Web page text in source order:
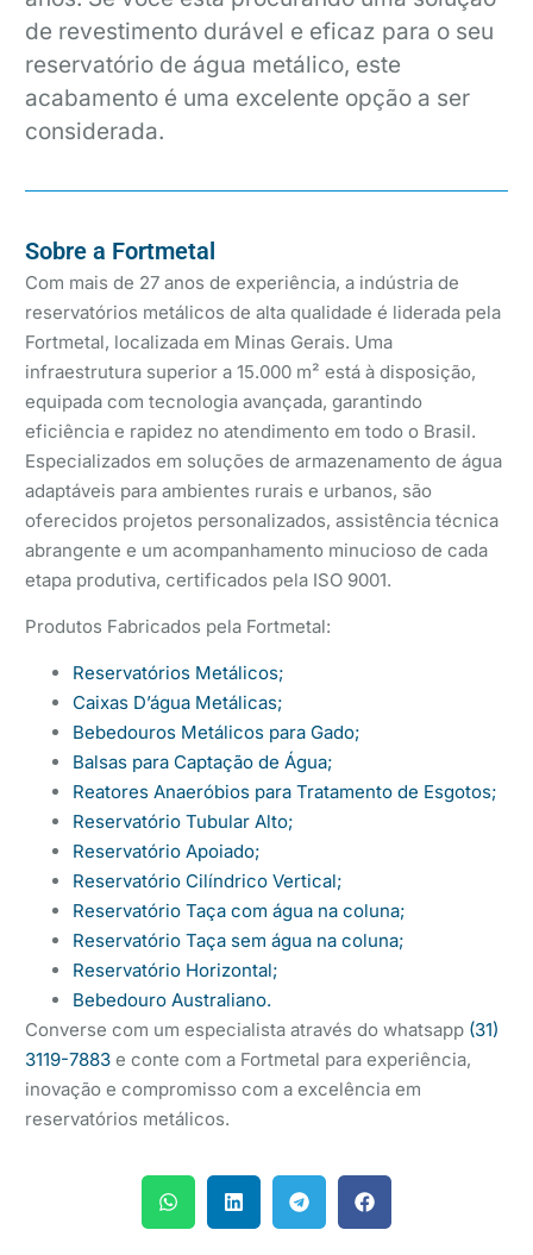
de revestimento durável e eficaz para o seu
reservatório de água metálico, este
acabamento é uma excelente opção a ser
considerada.
Sobre a Fortmetal
Com mais de 27 anos de experiência, a indústria de
reservatórios metálicos de alta qualidade é liderada pela
Fortmetal, localizada em Minas Gerais. Uma
infraestrutura superior a 15.000 m² está à disposição,
equipada com tecnologia avançada, garantindo
eficiência e rapidez no atendimento em todo o Brasil.
Especializados em soluções de armazenamento de água
adaptáveis para ambientes rurais e urbanos, são
oferecidos projetos personalizados, assistência técnica
abrangente e um acompanhamento minucioso de cada
etapa produtiva, certificados pela ISO 9001.
Produtos Fabricados pela Fortmetal:
Reservatórios Metálicos;
Caixas D’água Metálicas;
Bebedouros Metálicos para Gado;
Balsas para Captação de Água;
Reatores Anaeróbios para Tratamento de Esgotos;
Reservatório Tubular Alto;
Reservatório Apoiado;
Reservatório Cilíndrico Vertical;
Reservatório Taça com água na coluna;
Reservatório Taça sem água na coluna;
Reservatório Horizontal;
Bebedouro Australiano.
Converse com um especialista através do whatsapp (31)
3119-7883e conte com a Fortmetal para experiência,
inovação e compromisso com a excelência em
reservatórios metálicos.